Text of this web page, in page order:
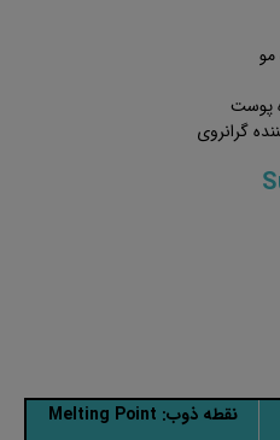
نقطه ذوب: Melting Point